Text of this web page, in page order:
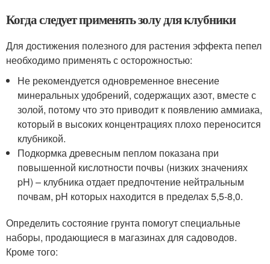
Когда следует применять золу для клубники
Для достижения полезного для растения эффекта пепел
необходимо применять с осторожностью:
Не рекомендуется одновременное внесение
минеральных удобрений, содержащих азот, вместе с
золой, потому что это приводит к появлению аммиака,
который в высоких концентрациях плохо переносится
клубникой.
Подкормка древесным пеплом показана при
повышенной кислотности почвы (низких значениях
pH) – клубника отдает предпочтение нейтральным
почвам, pH которых находится в пределах 5,5-8,0.
Определить состояние грунта помогут специальные
наборы, продающиеся в магазинах для садоводов.
Кроме того: